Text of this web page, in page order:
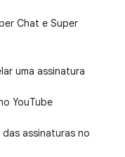
Chat e Super
uma assinatura
YouTube
assinaturas no